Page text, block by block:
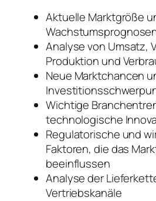
Aktuelle Marktgröße
Analyse von Umsatz,
Produktion und
Neue Marktchancen
Wichtige
technologische
Regulatorische und
Faktoren, die das
beeinflussen
Analyse der
Vertriebskanäle